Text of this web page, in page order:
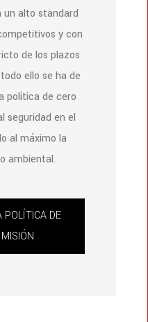
un alto standard
y con
de los plazos
ello se ha de
política de cero
seguridad en el
al máximo la
ambiental.
POLÍTICA DE